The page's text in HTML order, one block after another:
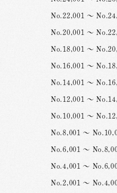
No.22,001 ～
No.20,001 ～
No.18,001 ～
No.16,001 ～
No.14,001 ～
No.12,001 ～
No.10,001 ～
No.8,001 ～
No.6,001 ～
No.4,001 ～
No.2,001 ～